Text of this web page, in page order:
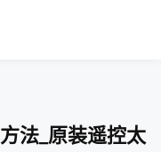
法_原装遥控太